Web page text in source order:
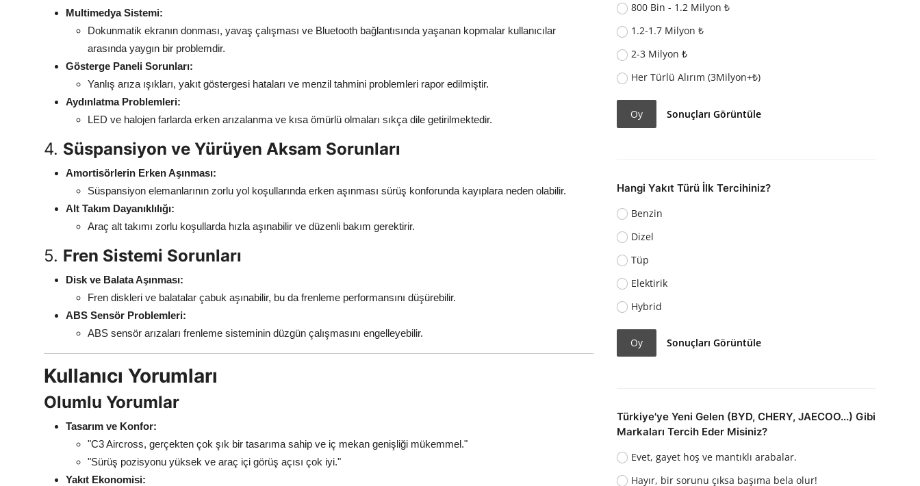
Multimedya Sistemi:
Dokunmatik ekranın donması, yavaş çalışması ve Bluetooth bağlantısında yaşanan kopmalar kullanıcılar
arasında yaygın bir problemdir.
Gösterge Paneli Sorunları:
Yanlış arıza ışıkları, yakıt göstergesi hataları ve menzil tahmini problemleri rapor edilmiştir.
Aydınlatma Problemleri:
LED ve halojen farlarda erken arızalanma ve kısa ömürlü olmaları sıkça dile getirilmektedir.
4. Süspansiyon ve Yürüyen Aksam Sorunları
Amortisörlerin Erken Aşınması:
Süspansiyon elemanlarının zorlu yol koşullarında erken aşınması sürüş konforunda kayıplara neden olabilir.
Alt Takım Dayanıklılığı:
Araç alt takımı zorlu koşullarda hızla aşınabilir ve düzenli bakım gerektirir.
5. Fren Sistemi Sorunları
Disk ve Balata Aşınması:
Fren diskleri ve balatalar çabuk aşınabilir, bu da frenleme performansını düşürebilir.
ABS Sensör Problemleri:
ABS sensör arızaları frenleme sisteminin düzgün çalışmasını engelleyebilir.
Kullanıcı Yorumları
Olumlu Yorumlar
Tasarım ve Konfor:
"C3 Aircross, gerçekten çok şık bir tasarıma sahip ve iç mekan genişliği mükemmel."
"Sürüş pozisyonu yüksek ve araç içi görüş açısı çok iyi."
Yakıt Ekonomisi:
800 Bin - 1.2 Milyon ₺
1.2-1.7 Milyon ₺
2-3 Milyon ₺
Her Türlü Alırım (3Milyon+₺)
Oy Sonuçları Görüntüle
Hangi Yakıt Türü İlk Tercihiniz?
Benzin
Dizel
Tüp
Elektirik
Hybrid
Oy Sonuçları Görüntüle
Türkiye'ye Yeni Gelen (BYD, CHERY, JAECOO...) Gibi
Markaları Tercih Eder Misiniz?
Evet, gayet hoş ve mantıklı arabalar.
Hayır, bir sorunu çıksa başıma bela olur!